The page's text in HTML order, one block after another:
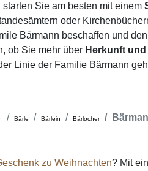
starten Sie am besten mit einem
oder
Bärmann beschaffen und
ob Sie mehr über Herkunft
Linie der Familie Bärmann
Bärle Bärlein Bärlocher
zu Weihnachten? Mit